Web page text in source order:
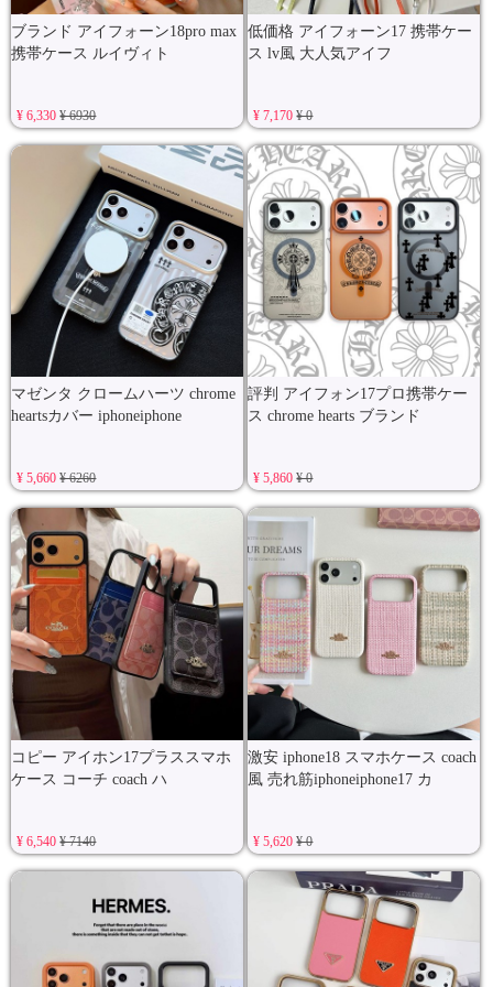
ブランド アイフォーン18pro max
携帯ケース ルイヴィト
¥ 6,330¥ 6930
低価格 アイフォーン17 携帯ケー
ス lv風 大人気アイフ
¥ 7,170¥ 0
マゼンタ クロームハーツ chrome
heartsカバー iphoneiphone
¥ 5,660¥ 6260
評判 アイフォン17プロ携帯ケー
ス chrome hearts ブランド
¥ 5,860¥ 0
コピー アイホン17プラススマホ
ケース コーチ coach ハ
¥ 6,540¥ 7140
激安 iphone18 スマホケース coach
風 売れ筋iphoneiphone17 カ
¥ 5,620¥ 0